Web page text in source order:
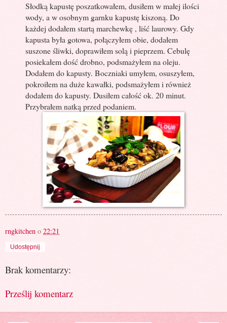
Słodką kapustę poszatkowałem, dusiłem w małej ilości
wody, a w osobnym garnku kapustę kiszoną. Do
każdej dodałem startą marchewkę , liść laurowy. Gdy
kapusta była gotowa, połączyłem obie, dodałem
suszone śliwki, doprawiłem solą i pieprzem. Cebulę
posiekałem dość drobno, podsmażyłem na oleju.
Dodałem do kapusty. Boczniaki umyłem, osuszyłem,
pokroiłem na duże kawałki, podsmażyłem i również
dodałem do kapusty. Dusiłem całość ok. 20 minut.
Przybrałem natką przed podaniem.
rngkitchen o 22:21
Udostępnij
Brak komentarzy:
Prześlij komentarz